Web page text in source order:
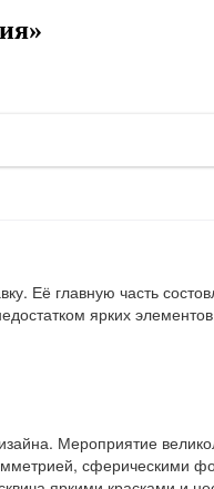
Её главную часть
ярких
Мероприятие